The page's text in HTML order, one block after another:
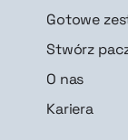
Gotowe
Stwórz
O nas
Kariera